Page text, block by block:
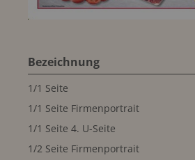
Bezeichnung
1/1 Seite
1/1 Seite Firmenportrait
1/1 Seite 4. U-Seite
1/2 Seite Firmenportrait